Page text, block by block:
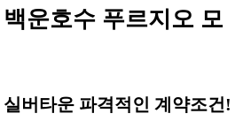
운호수 푸르지오 모
버타운 파격적인 계약조건!